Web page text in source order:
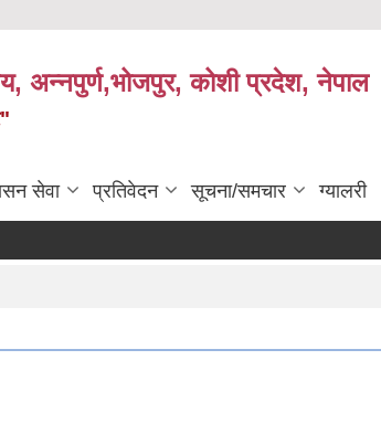
अन्नपुर्ण,भोजपुर, कोशी प्रदेश, नेपाल
सेवा प्रतिवेदन सूचना/समचार ग्यालरी